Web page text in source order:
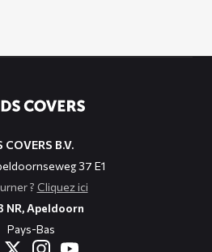
COVERS B.V.
37 E1
? Cliquez ici
NR, Apeldoorn
Pays-Bas